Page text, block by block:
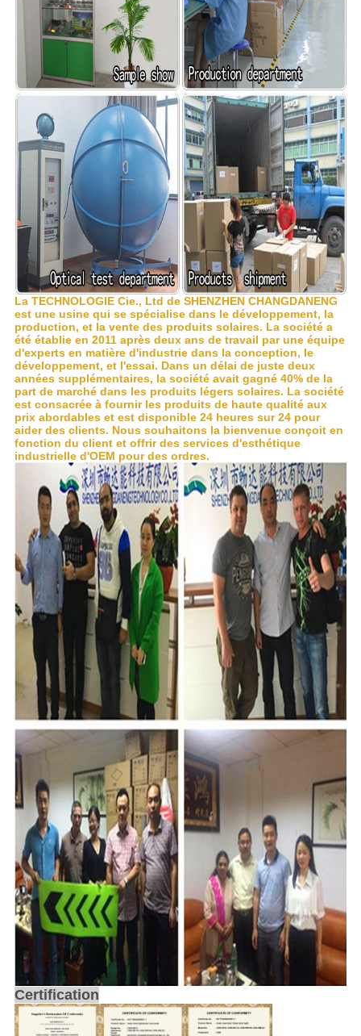
La TECHNOLOGIE Cie., Ltd de SHENZHEN CHANGDANENG
est une usine qui se spécialise dans le développement, la
production, et la vente des produits solaires. La société a
été établie en 2011 après deux ans de travail par une équipe
d'experts en matière d'industrie dans la conception, le
développement, et l'essai. Dans un délai de juste deux
années supplémentaires, la société avait gagné 40% de la
part de marché dans les produits légers solaires. La société
est consacrée à fournir les produits de haute qualité aux
prix abordables et est disponible 24 heures sur 24 pour
aider des clients. Nous souhaitons la bienvenue conçoit en
fonction du client et offrir des services d'esthétique
industrielle d'OEM pour des ordres.
Certification